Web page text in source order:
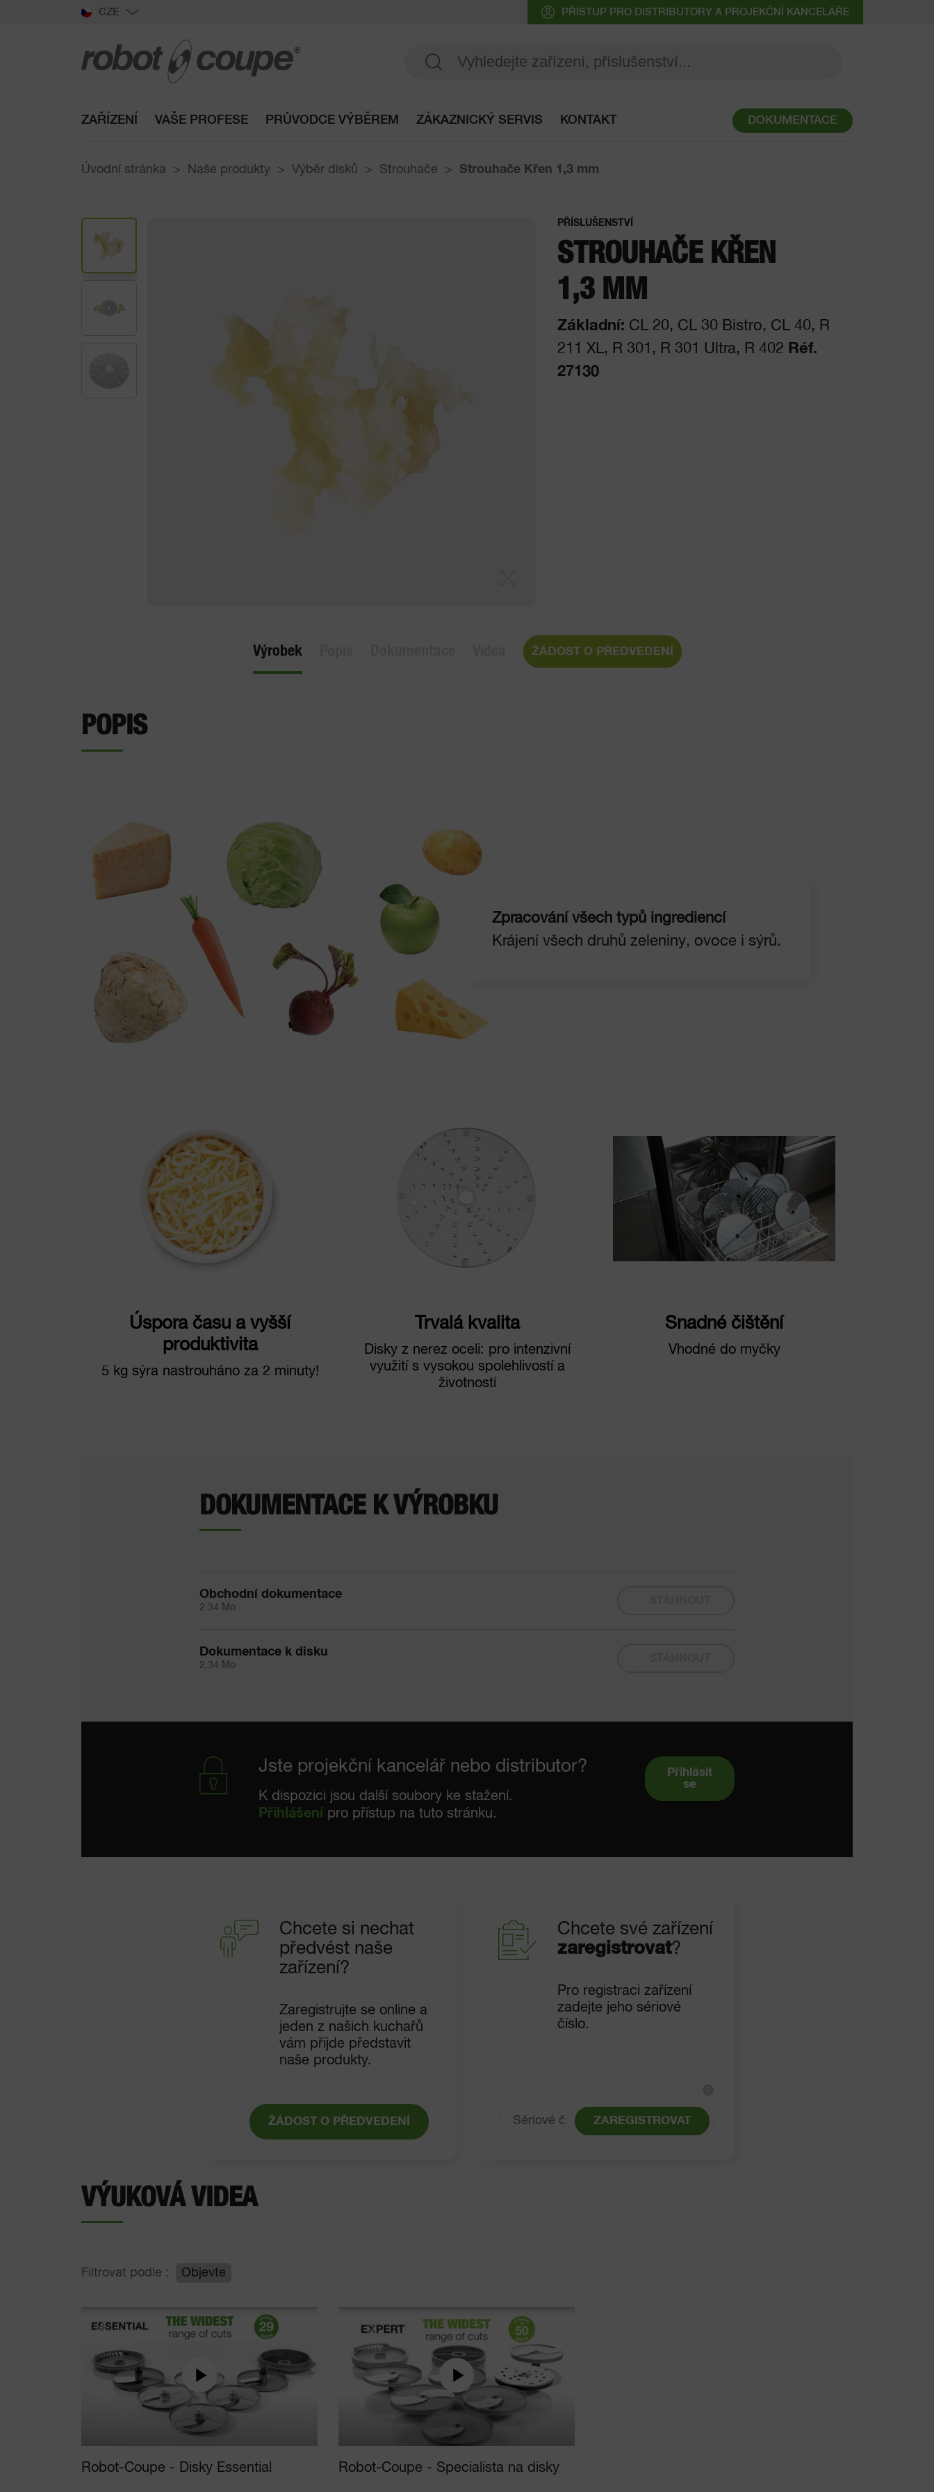
CZE PŘÍSTUP PRO DISTRIBUTORY A PROJEKČNÍ KANCELÁŘE
ZAŘÍZENÍ VAŠE PROFESE PRŮVODCE VÝBĚREM ZÁKAZNICKÝ SERVIS KONTAKT DOKUMENTACE
Úvodní stránka Naše produkty Výběr disků Strouhače Strouhače Křen 1,3 mm
PŘÍSLUŠENSTVÍ
STROUHAČE KŘEN
1,3 MM
Základní: CL 20, CL 30 Bistro, CL 40, R
211 XL, R 301, R 301 Ultra, R 402 Réf.
27130
Výrobek ŽÁDOST O PŘEDVEDENÍ
POPIS
Zpracování všech typů ingrediencí
Krájení všech druhů zeleniny, ovoce i sýrů.
Úspora času a vyšší
produktivita
5 kg sýra nastrouháno za 2 minuty!
Trvalá kvalita
Disky z nerez oceli: pro intenzivní
využití s vysokou spolehlivostí a
životností
Snadné čištění
Vhodné do myčky
DOKUMENTACE K VÝROBKU
Obchodní dokumentace
2.34 Mo
Dokumentace k disku
2.34 Mo
Jste projekční kancelář nebo distributor?
K dispozici jsou další soubory ke stažení.
Přihlášení pro přístup na tuto stránku.
Přihlásit
se
Chcete si nechat
předvést naše
zařízení?
Zaregistrujte se online a
jeden z našich kuchařů
vám přijde představit
naše produkty.
ŽÁDOST O PŘEDVEDENÍ
Chcete své zařízení
zaregistrovat?
Pro registraci zařízení
zadejte jeho sériové
číslo.
ZAREGISTROVAT
VÝUKOVÁ VIDEA
Filtrovat podle : Objevte
Robot-Coupe - Disky Essential Robot-Coupe - Specialista na disky
Přístup do průvodce výběrem